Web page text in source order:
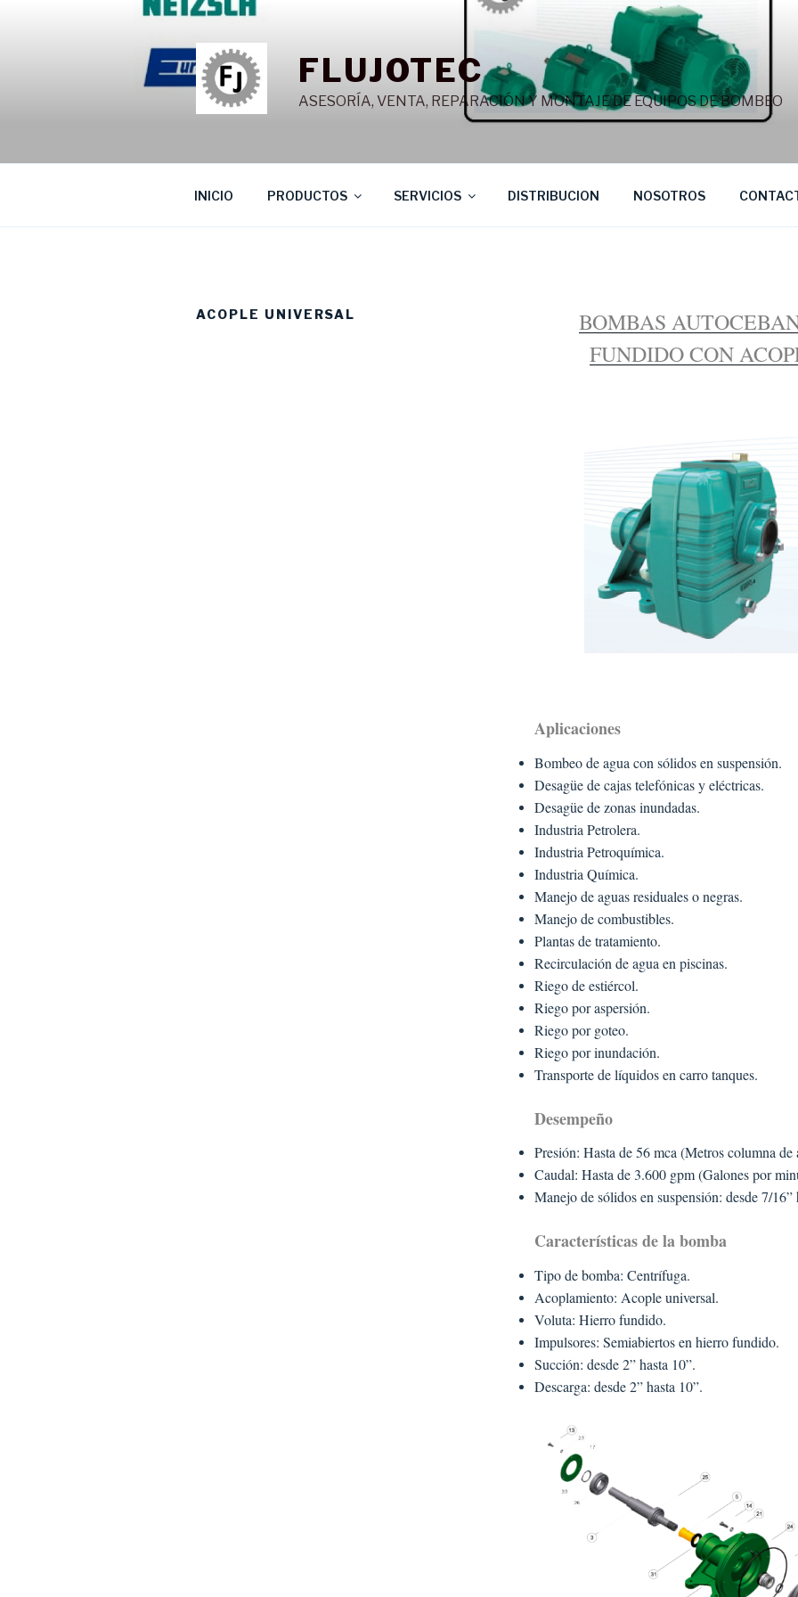
FLUJOTEC
ASESORÍA, VENTA, REPARACIÓN Y MONTAJE DE EQUIPOS DE BOMBEO
INICIO PRODUCTOS SERVICIOS DISTRIBUCION NOSOTROS
ACOPLE UNIVERSAL
BOMBAS
FUNDIDO CON
Aplicaciones
Bombeo de agua con sólidos en suspensión.
Desagüe de cajas telefónicas y eléctricas.
Desagüe de zonas inundadas.
Industria Petrolera.
Industria Petroquímica.
Industria Química.
Manejo de aguas residuales o negras.
Manejo de combustibles.
Plantas de tratamiento.
Recirculación de agua en piscinas.
Riego de estiércol.
Riego por aspersión.
Riego por goteo.
Riego por inundación.
Transporte de líquidos en carro tanques.
Desempeño
Presión: Hasta de 56 mca (Metros columna de
Caudal: Hasta de 3.600 gpm (Galones por
Manejo de sólidos en suspensión: desde 7/16”
Características de la bomba
Tipo de bomba: Centrífuga.
Acoplamiento: Acople universal.
Voluta: Hierro fundido.
Impulsores: Semiabiertos en hierro fundido.
Succión: desde 2” hasta 10”.
Descarga: desde 2” hasta 10”.